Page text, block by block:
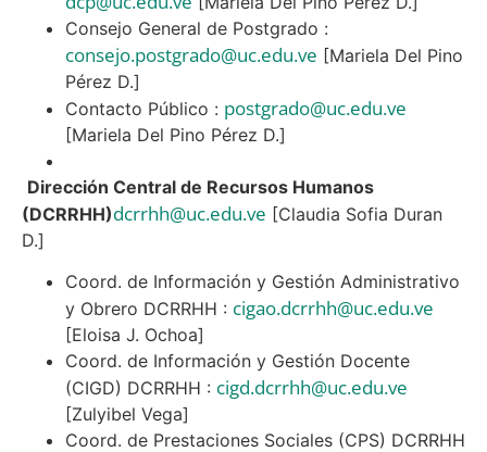
Consejo General de Postgrado :
consejo.postgrado@uc.edu.ve [Mariela Del Pino
Pérez D.]
Contacto Público : postgrado@uc.edu.ve
[Mariela Del Pino Pérez D.]
Dirección Central de Recursos Humanos
(DCRRHH)dcrrhh@uc.edu.ve [Claudia Sofia Duran
D.]
Coord. de Información y Gestión Administrativo
y Obrero DCRRHH : cigao.dcrrhh@uc.edu.ve
[Eloisa J. Ochoa]
Coord. de Información y Gestión Docente
(CIGD) DCRRHH : cigd.dcrrhh@uc.edu.ve
[Zulyibel Vega]
Coord. de Prestaciones Sociales (CPS) DCRRHH